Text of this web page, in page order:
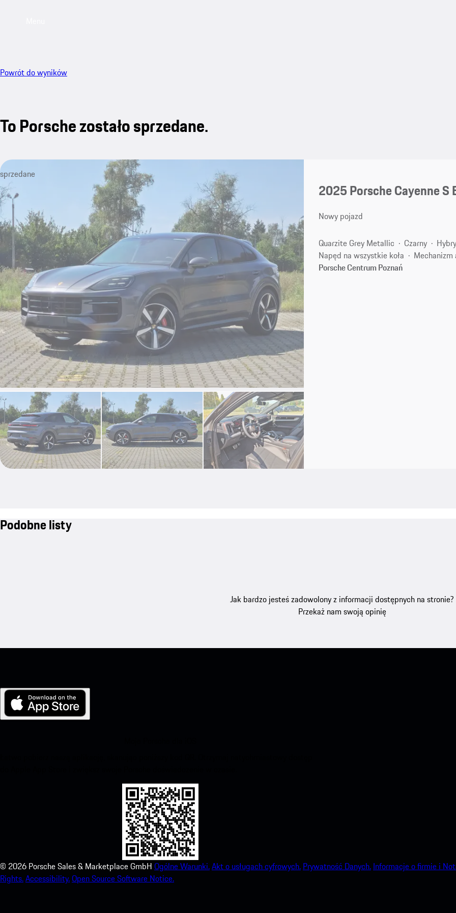
Powrót do wyników
To Porsche zostało sprzedane.
sprzedane
2025 Porsche Cayenne S
Nowy pojazd
Quarzite Grey Metallic Czarny
Napęd na wszystkie koła
Porsche Centrum Poznań
Podobne listy
Jak bardzo jesteś zadowolony z informacji dostępnych na stronie?
Przekaż nam swoją opinię
© 2026 Porsche Sales & Marketplace GmbH Ogólne Warunki.Akt o usługach cyfrowych. Prywatność Danych. Informacje o firmie i
Rights.Accessibility.Open Source Software Notice.